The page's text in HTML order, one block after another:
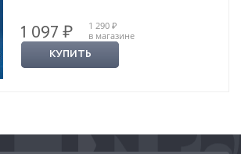
1 097 ₽
1 290 ₽
в магазине
КУПИТЬ